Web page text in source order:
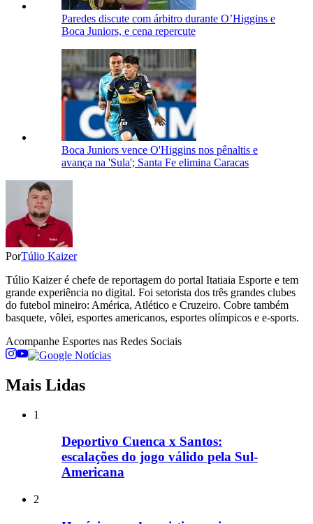
Paredes discute com árbitro durante O’Higgins e
Boca Juniors, e cena repercute
Boca Juniors vence O'Higgins nos pênaltis e
avança na 'Sula'; Santa Fe elimina Caracas
PorTúlio Kaizer
Túlio Kaizer é chefe de reportagem do portal Itatiaia Esporte e tem
grande experiência no digital. Foi setorista dos três grandes clubes
do futebol mineiro: América, Atlético e Cruzeiro. Cobre também
basquete, vôlei, esportes americanos, esportes olímpicos e e-sports.
Acompanhe Esportes nas Redes Sociais
Mais Lidas
1
Deportivo Cuenca x Santos:
escalações do jogo válido pela Sul-
Americana
2